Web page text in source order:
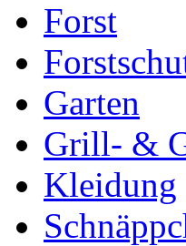
Forst
Garten
Grill- &
Kleidung